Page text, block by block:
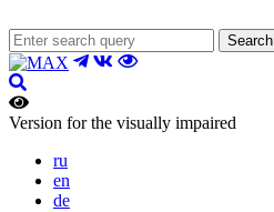
Search
Version for the visually impaired
ru
en
de